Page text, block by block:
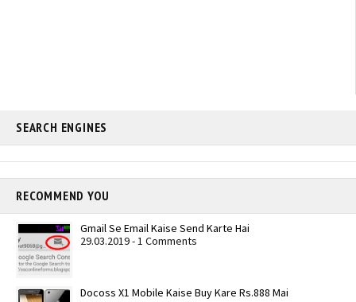
SEARCH ENGINES
RECOMMEND YOU
Gmail Se Email Kaise Send Karte Hai
29.03.2019 - 1 Comments
Docoss X1 Mobile Kaise Buy Kare Rs.888 Mai